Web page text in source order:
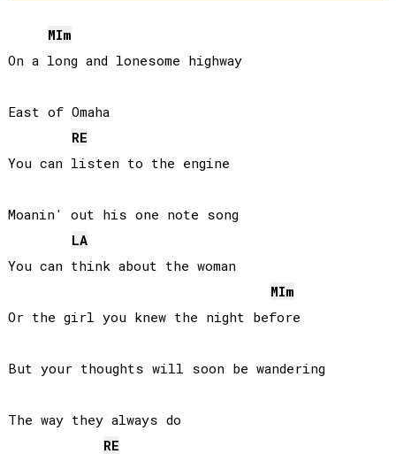
MIm
On a long and lonesome highway
East of Omaha
RE
You can listen to the engine
Moanin' out his one note song
LA
You can think about the woman
MIm
Or the girl you knew the night before
But your thoughts will soon be wandering
The way they always do
RE